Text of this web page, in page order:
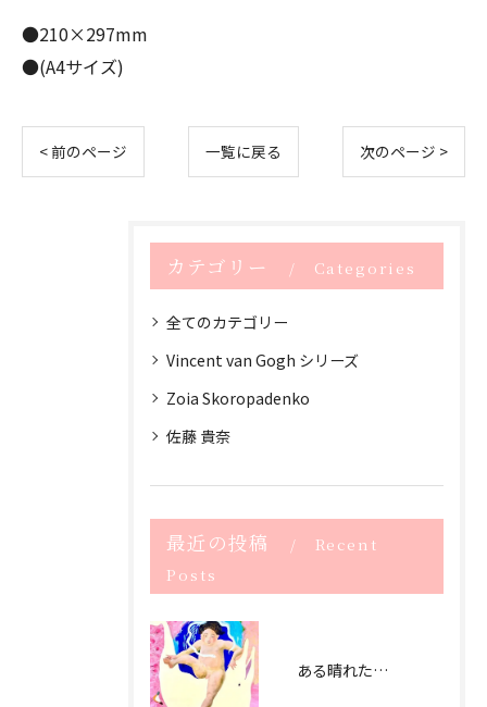
●210×297mm
●(A4サイズ)
< 前のページ 一覧に戻る 次のページ >
カテゴリー Categories
全てのカテゴリー
Vincent van Gogh シリーズ
Zoia Skoropadenko
佐藤 貴奈
最近の投稿
Recent
Posts
ある晴れた日曜日 (2021） The sunny Sunday -2021